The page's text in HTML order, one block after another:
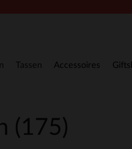
Tassen Accessoires
(175)